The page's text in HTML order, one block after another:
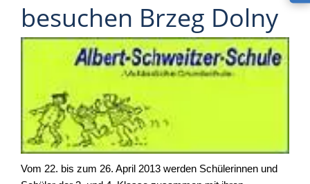
besuchen Brzeg Dolny
Vom 22. bis zum 26. April 2013 werden Schülerinnen und